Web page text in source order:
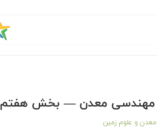
مهندسی معدن — بخش هفتم
و علوم زمین